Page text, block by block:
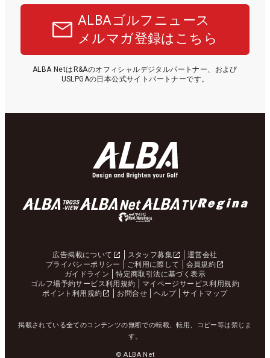
ALBAゴルフニュース
メルマガ登録はこちら
ALBA NetはR&Aのオフィシャルデジタルパートナー、および
USLPGAの日本公式サイトパートナーです。
広告掲載について スタッフ募集
運営会社
プライバシーポリシー
ご利用に際して
会員規約
ガイドライン
特定商取引法に基づく表示
ゴルフ場予約サービス利用規約
マイページサービス利用規約
ポイント利用規約
お問合せ ヘルプ サイトマップ
掲載されている全てのコンテンツの無断での転載、転用、コピー等は禁じま
す。
© ALBA Net